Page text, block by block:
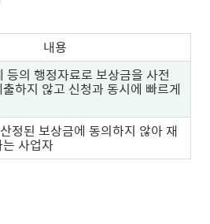
내용
등의 행정자료로 보상금을 사전
하지 않고 신청과 동시에 빠르게
정된 보상금에 동의하지 않아 재
사업자